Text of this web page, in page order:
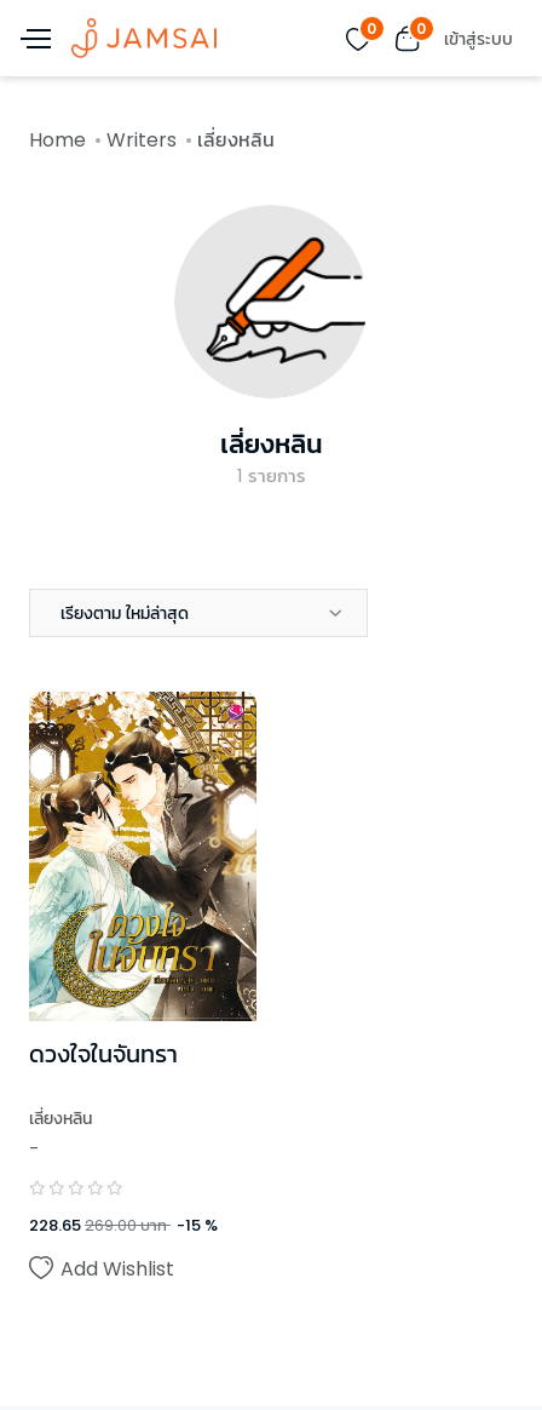
0 0 เข้าสู่ระบบ
Home Writers เลี่ยงหลิน
เลี่ยงหลิน
1 รายการ
เรียงตาม ใหม่ล่าสุด
ดวงใจในจันทรา
เลี่ยงหลิน
-
228.65269.00บาท -15 %
Add Wishlist